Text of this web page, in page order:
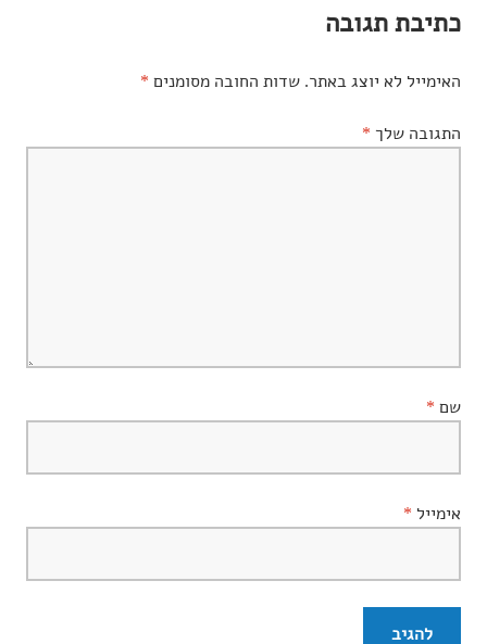
כתיבת תגובה
האימייל לא יוצג באתר. שדות החובה מסומנים *
התגובה שלך *
שם *
אימייל *